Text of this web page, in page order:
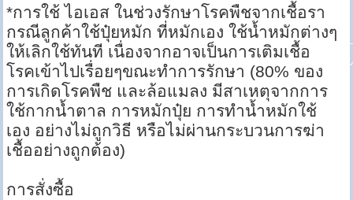
*การใช้ ไอเอส ในช่วงรักษาโรคพืชจากเชื้อรา
กรณีลูกค้าใช้ปุ๋ยหมัก ที่หมักเอง ใช้น้ำหมักต่างๆ
ให้เลิกใช้ทันที เนื่องจากอาจเป็นการเติมเชื้อ
โรคเข้าไปเรื่อยๆขณะทำการรักษา (80% ของ
การเกิดโรคพืช และล้อแมลง มีสาเหตุจากการ
ใช้กากน้ำตาล การหมักปุ๋ย การทำน้ำหมักใช้
เอง อย่างไม่ถูกวิธี หรือไม่ผ่านกระบวนการฆ่า
เชื้ออย่างถูกต้อง)
การสั่งซื้อ